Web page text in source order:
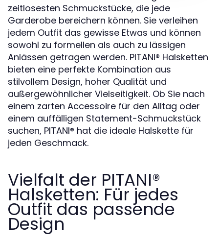
zeitlosesten Schmuckstücke, die jede
Garderobe bereichern können. Sie verleihen
jedem Outfit das gewisse Etwas und können
sowohl zu formellen als auch zu lässigen
Anlässen getragen werden. PITANI®️ Halsketten
bieten eine perfekte Kombination aus
stilvollem Design, hoher Qualität und
außergewöhnlicher Vielseitigkeit. Ob Sie nach
einem zarten Accessoire für den Alltag oder
einem auffälligen Statement-Schmuckstück
suchen, PITANI®️ hat die ideale Halskette für
jeden Geschmack.
Vielfalt der PITANI®️
Halsketten: Für jedes
Outfit das passende
Design